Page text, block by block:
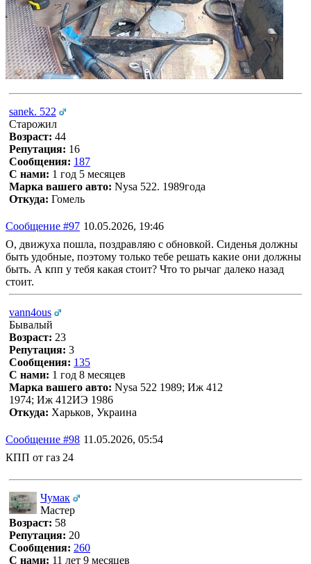
sanek. 522
Старожил
Возраст: 44
Репутация: 16
Сообщения: 187
С нами: 1 год 5 месяцев
Марка вашего авто: Nysa 522. 1989года
Откуда: Гомель
Сообщение #97 10.05.2026, 19:46
О, движуха пошла, поздравляю с обновкой. Сиденья должны
быть удобные, поэтому только тебе решать какие они должны
быть. А кпп у тебя какая стоит? Что то рычаг далеко назад
стоит.
vann4ous
Бывалый
Возраст: 23
Репутация: 3
Сообщения: 135
С нами: 1 год 8 месяцев
Марка вашего авто: Nysa 522 1989; Иж 412
1974; Иж 412ИЭ 1986
Откуда: Харьков, Украина
Сообщение #98 11.05.2026, 05:54
КПП от газ 24
Чумак
Мастер
Возраст: 58
Репутация: 20
Сообщения: 260
С нами: 11 лет 9 месяцев